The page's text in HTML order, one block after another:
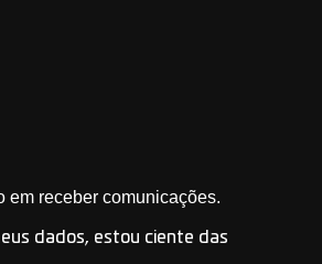
em receber comunicações.
dados, estou ciente das